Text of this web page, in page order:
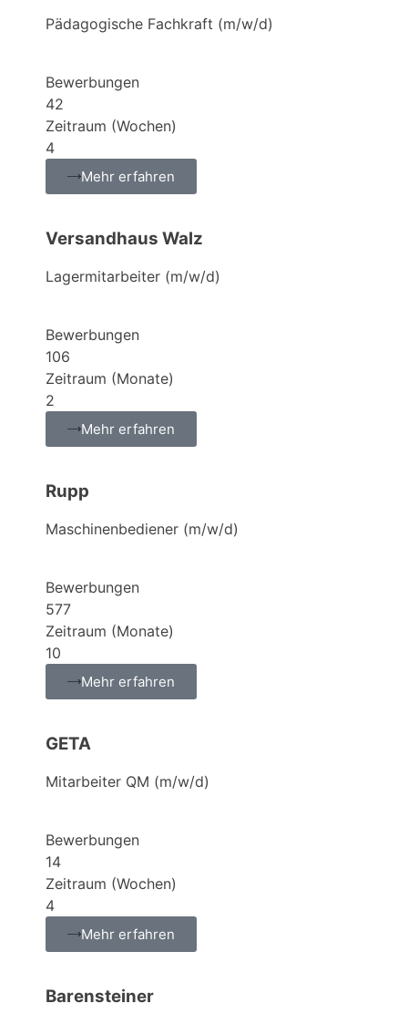
Pädagogische Fachkraft (m/w/d)
Bewerbungen
42
Zeitraum (Wochen)
4
Mehr erfahren
Versandhaus Walz
Lagermitarbeiter (m/w/d)
Bewerbungen
106
Zeitraum (Monate)
2
Mehr erfahren
Rupp
Maschinenbediener (m/w/d)
Bewerbungen
577
Zeitraum (Monate)
10
Mehr erfahren
GETA
Mitarbeiter QM (m/w/d)
Bewerbungen
14
Zeitraum (Wochen)
4
Mehr erfahren
Barensteiner